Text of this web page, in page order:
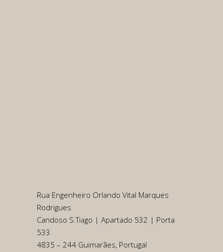
Rua Engenheiro Orlando Vital Marques
Rodrigues
Candoso S.Tiago | Apartado 532 | Porta
533
4835 – 244 Guimarães, Portugal